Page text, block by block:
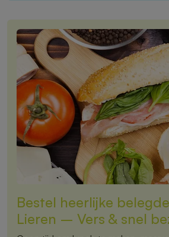
Bestel heerlijke
Lieren – Vers & snel